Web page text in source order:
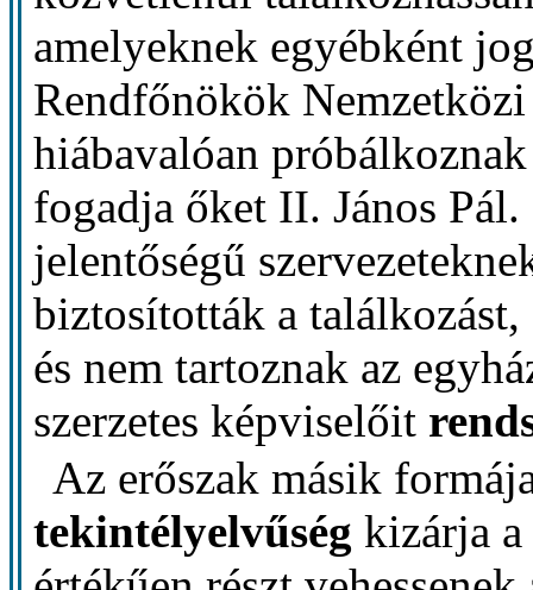
amelyeknek egyébként
Rendfőnökök
hiábavalóan
fogadja őket II. János
jelentőségű
biztosították a
és nem tartoznak az
szerzetes képviselőit
Az erőszak másik
tekintélyelvűség kizárja